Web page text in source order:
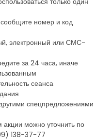
номер и код
электронный или СМС-
за 24 часа, иначе
сеанса
спецпредложениями
можно уточнить по
138-37-77